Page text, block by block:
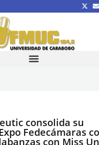
consolida su
Fedecámaras
con Miss